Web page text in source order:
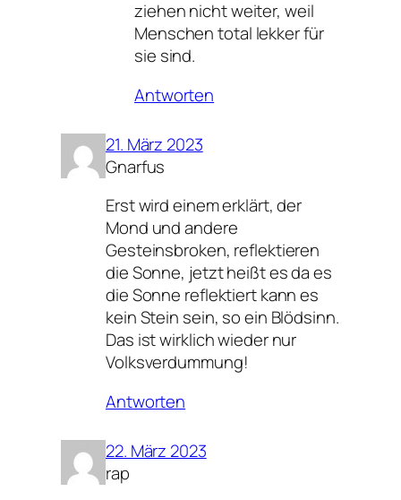
ziehen nicht weiter, weil
Menschen total lekker für
sie sind.
Antworten
21. März 2023
Gnarfus
Erst wird einem erklärt, der
Mond und andere
Gesteinsbroken, reflektieren
die Sonne, jetzt heißt es da es
die Sonne reflektiert kann es
kein Stein sein, so ein Blödsinn.
Das ist wirklich wieder nur
Volksverdummung!
Antworten
22. März 2023
rap